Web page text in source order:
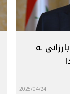
له‌
2025/04/24